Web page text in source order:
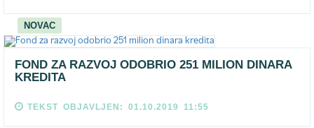
NOVAC
FOND ZA RAZVOJ ODOBRIO 251 MILION DINARA
KREDITA
TEKST OBJAVLJEN: 01.10.2019 11:55